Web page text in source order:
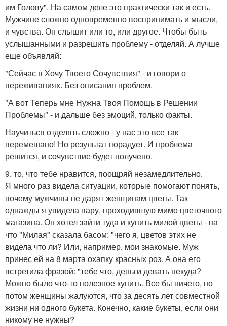
им Голову". На самом деле это практически так и есть.
Мужчине сложно одновременно воспринимать и мысли,
и чувства. Он слышит или то, или другое. Чтобы быть
услышанными и разрешить проблему - отделяй. А лучше
еще объявляй:
"Сейчас я Хочу Твоего Сочувствия" - и говори о
переживаниях. Без описания проблем.
"А вот Теперь мне Нужна Твоя Помощь в Решении
Проблемы" - и дальше без эмоций, только факты.
Научиться отделять сложно - у нас это все так
перемешано! Но результат порадует. И проблема
решится, и сочувствие будет получено.
9. то, что тебе нравится, поощряй незамедлительно.
Я много раз видела ситуации, которые помогают понять,
почему мужчины не дарят женщинам цветы. Так
однажды я увидела пару, проходившую мимо цветочного
магазина. Он хотел зайти туда и купить милой цветы - на
что "Милая" сказала басом: "чего я, цветов этих не
видела что ли? Или, например, мои знакомые. Муж
принес ей на 8 марта охапку красных роз. А она его
встретила фразой: "тебе что, деньги девать некуда?
Можно было что-то полезное купить. Все бы ничего, но
потом женщины жалуются, что за десять лет совместной
жизни ни одного букета. Конечно, какие букеты, если они
никому не нужны?